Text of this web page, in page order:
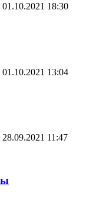
01.10.2021 18:30
01.10.2021 13:04
28.09.2021 11:47